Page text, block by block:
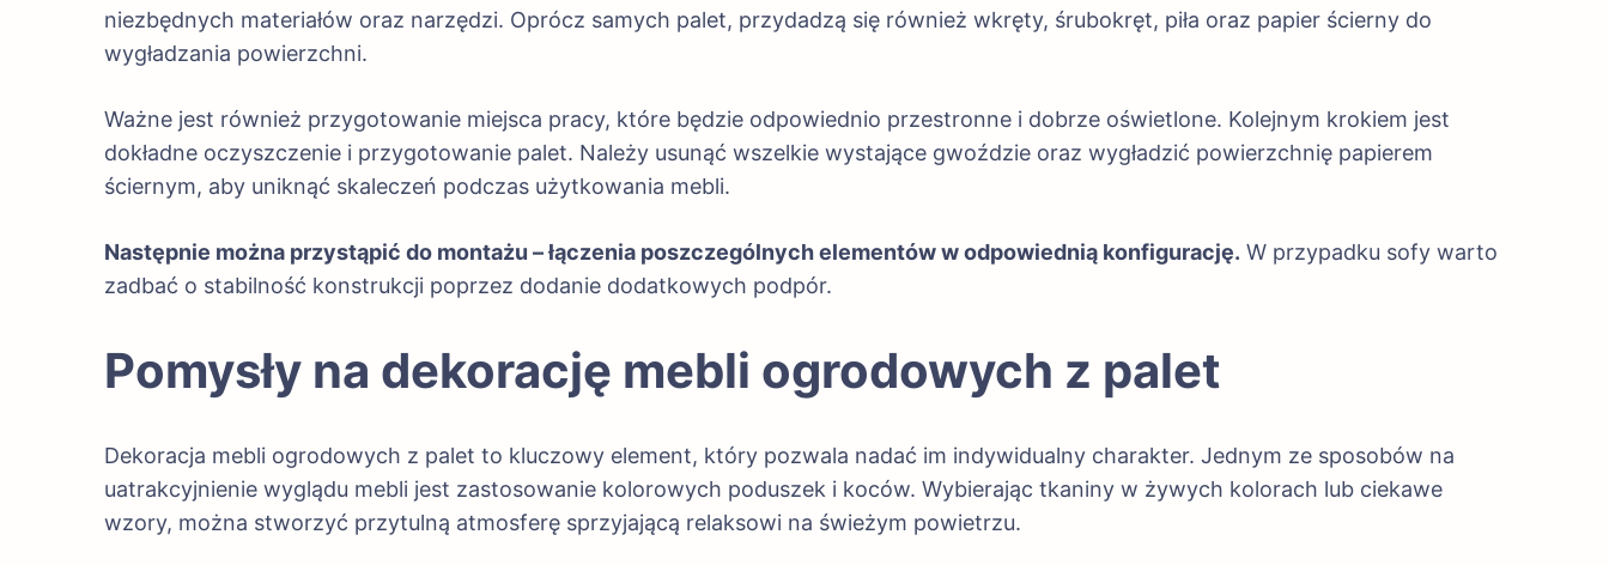
niezbędnych materiałów oraz narzędzi. Oprócz samych palet, przydadzą się również wkręty, śrubokręt, piła oraz papier ścierny do
wygładzania powierzchni.
Ważne jest również przygotowanie miejsca pracy, które będzie odpowiednio przestronne i dobrze oświetlone. Kolejnym krokiem jest
dokładne oczyszczenie i przygotowanie palet. Należy usunąć wszelkie wystające gwoździe oraz wygładzić powierzchnię papierem
ściernym, aby uniknąć skaleczeń podczas użytkowania mebli.
Następnie można przystąpić do montażu – łączenia poszczególnych elementów w odpowiednią konfigurację. W przypadku sofy warto
zadbać o stabilność konstrukcji poprzez dodanie dodatkowych podpór.
Pomysły na dekorację mebli ogrodowych z palet
Dekoracja mebli ogrodowych z palet to kluczowy element, który pozwala nadać im indywidualny charakter. Jednym ze sposobów na
uatrakcyjnienie wyglądu mebli jest zastosowanie kolorowych poduszek i koców. Wybierając tkaniny w żywych kolorach lub ciekawe
wzory, można stworzyć przytulną atmosferę sprzyjającą relaksowi na świeżym powietrzu.